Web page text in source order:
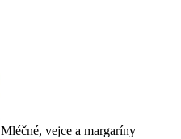
Mléčné, vejce a margaríny